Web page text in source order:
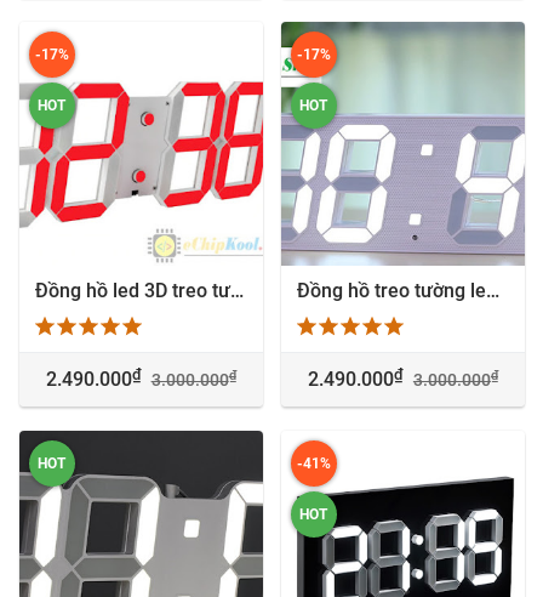
-17%
HOT
Đồng hồ led 3D treo tường cao cấp - Led màu đỏ - 1540
2.490.000₫ 3.000.000₫
-17%
HOT
Đồng hồ treo tường led 3D - Bluetooth V4.0 - Âm thanh siêu trầm không dây
2.490.000₫ 3.000.000₫
HOT -41%
HOT